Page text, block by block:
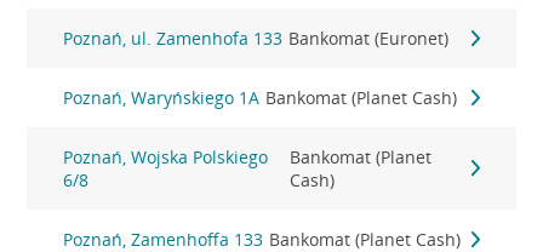
Poznań, ul. Zamenhofa 133 Bankomat (Euronet)
Poznań, Waryńskiego 1A Bankomat (Planet Cash)
Poznań, Wojska Polskiego
6/8
Bankomat (Planet
Cash)
Poznań, Zamenhoffa 133 Bankomat (Planet Cash)